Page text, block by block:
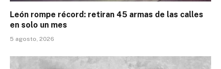
León rompe récord: retiran 45 armas de las calles
en solo un mes
5 agosto, 2026